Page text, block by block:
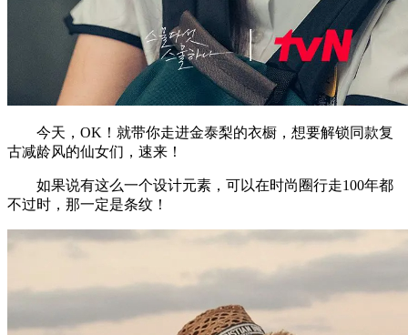
今天，OK！就带你走进金泰梨的衣橱，想要解锁同款复
古减龄风的仙女们，速来！
如果说有这么一个设计元素，可以在时尚圈行走100年都
不过时，那一定是条纹！